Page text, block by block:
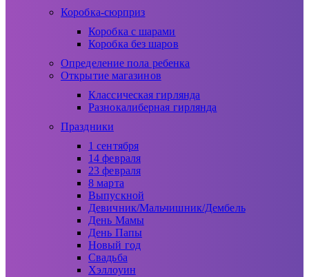
Коробка-сюрприз
Коробка с шарами
Коробка без шаров
Определение пола ребенка
Открытие магазинов
Классическая гирлянда
Разнокалиберная гирлянда
Праздники
1 сентября
14 февраля
23 февраля
8 марта
Выпускной
Девичник/Мальчишник/Дембель
День Мамы
День Папы
Новый год
Свадьба
Хэллоуин